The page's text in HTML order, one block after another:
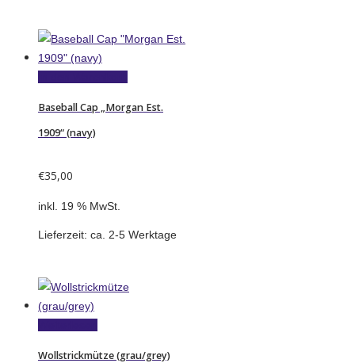
Baseball Cap „Morgan Est.
1909“ (navy)
€35,00
inkl. 19 % MwSt.
Lieferzeit: ca. 2-5 Werktage
Wollstrickmütze (grau/grey)